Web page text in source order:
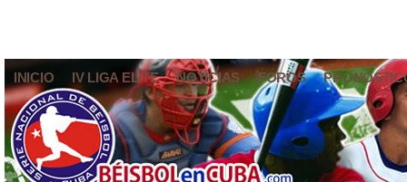
INICIO IV LIGA ELITE NOTICIAS FOROS